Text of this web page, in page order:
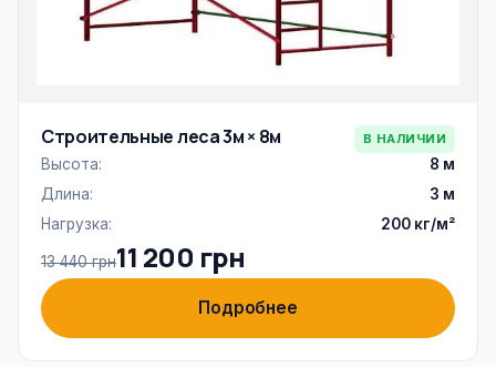
Строительные леса 3м × 8м В НАЛИЧИИ
Высота:
8 м
Длина:
3 м
Нагрузка:
200 кг/м²
13 440 грн11 200 грн
Подробнее